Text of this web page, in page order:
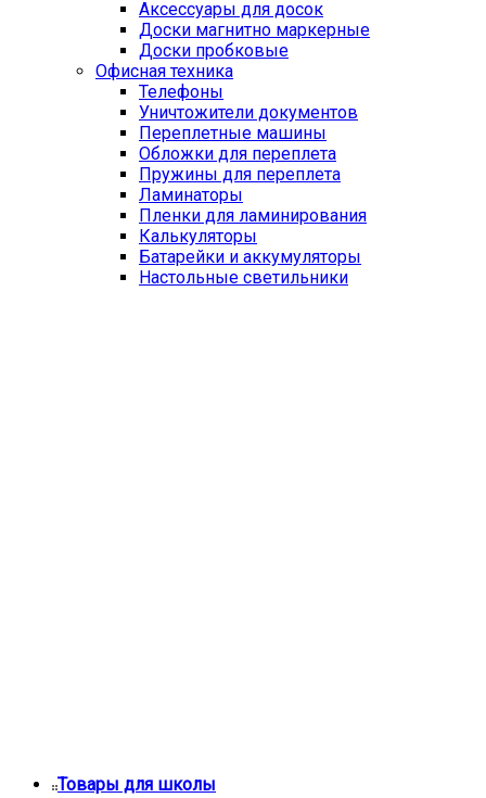
Аксессуары для досок
Доски магнитно маркерные
Доски пробковые
Офисная техника
Телефоны
Уничтожители документов
Переплетные машины
Обложки для переплета
Пружины для переплета
Ламинаторы
Пленки для ламинирования
Калькуляторы
Батарейки и аккумуляторы
Настольные светильники
Товары для школы